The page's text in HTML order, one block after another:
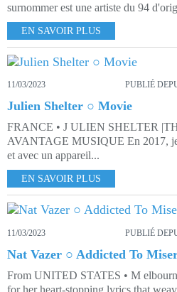
surnommer est une artiste du 94
EN SAVOIR PLUS
11/03/2023 PUBLIÉ
Julien Shelter ○ Movie
FRANCE • J ULIEN SHELTER
AVANTAGE MUSIQUE En 2017,
et avec un appareil...
EN SAVOIR PLUS
11/03/2023 PUBLIÉ
Nat Vazer ○ Addicted To
From UNITED STATES • M
for her heart-stopping lyrics that